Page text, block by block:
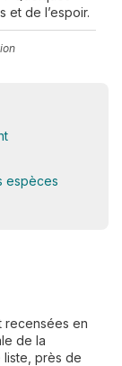
et de l’espoir.
espèces
recensées en
de la
liste, près de